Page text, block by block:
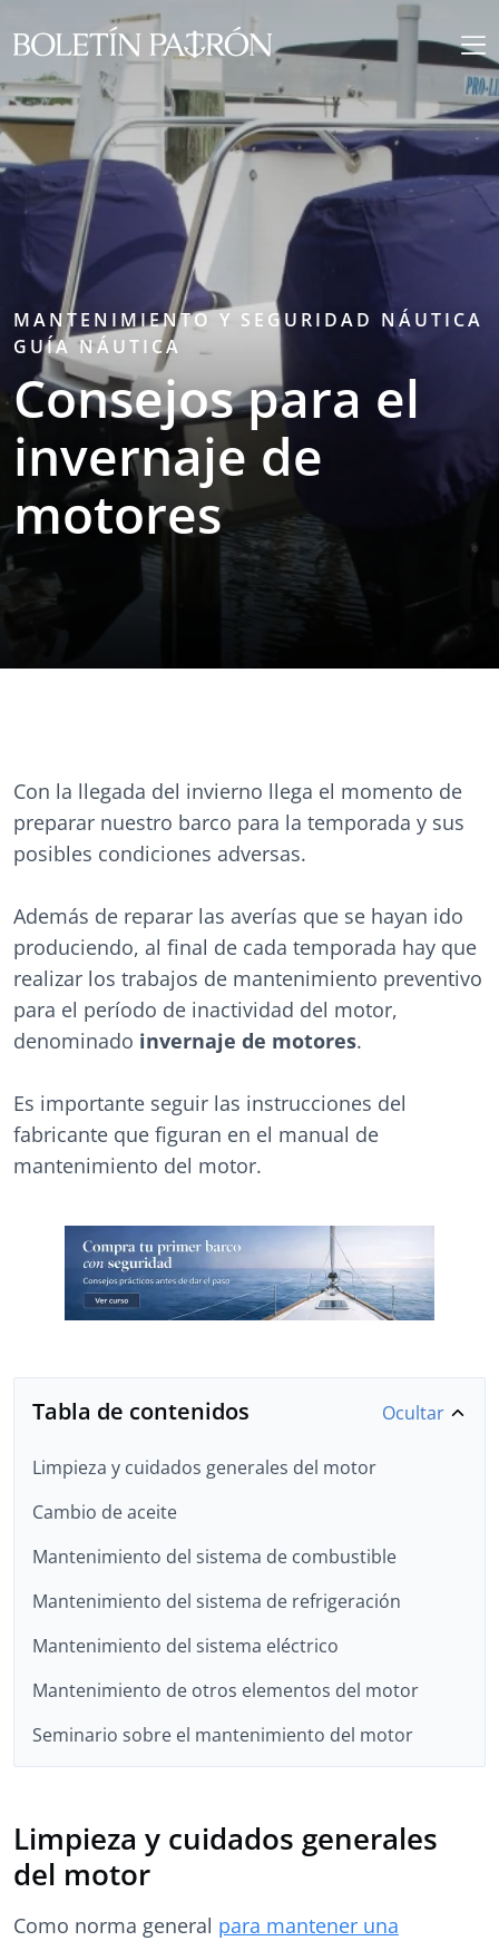
MANTENIMIENTO Y SEGURIDAD NÁUTICA
GUÍA NÁUTICA
Consejos para el
invernaje de
motores
Con la llegada del invierno llega el momento de
preparar nuestro barco para la temporada y sus
posibles condiciones adversas.
Además de reparar las averías que se hayan ido
produciendo, al final de cada temporada hay que
realizar los trabajos de mantenimiento preventivo
para el período de inactividad del motor,
denominado invernaje de motores.
Es importante seguir las instrucciones del
fabricante que figuran en el manual de
mantenimiento del motor.
Tabla de contenidos Ocultar
Limpieza y cuidados generales del motor
Cambio de aceite
Mantenimiento del sistema de combustible
Mantenimiento del sistema de refrigeración
Mantenimiento del sistema eléctrico
Mantenimiento de otros elementos del motor
Seminario sobre el mantenimiento del motor
Limpieza y cuidados generales
del motor
Como norma general para mantener una